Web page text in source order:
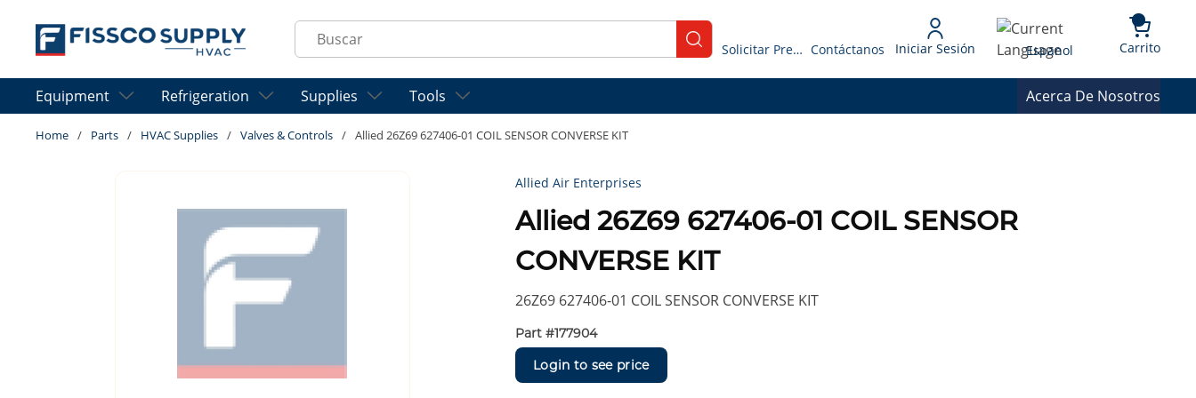
Skip to main content
Site Search
submit search
Solicitar Presupuesto Contáctanos Iniciar Sesión Language
Espanol Carrito{0}
Equipment Refrigeration Supplies Tools Acerca De Nosotros
Home / Parts / HVAC Supplies / Valves & Controls / Allied 26Z69 627406-01 COIL SENSOR CONVERSE KIT
Allied Air Enterprises
Allied 26Z69 627406-01 COIL SENSOR
CONVERSE KIT
26Z69 627406-01 COIL SENSOR CONVERSE KIT
Part #177904
Login to see price